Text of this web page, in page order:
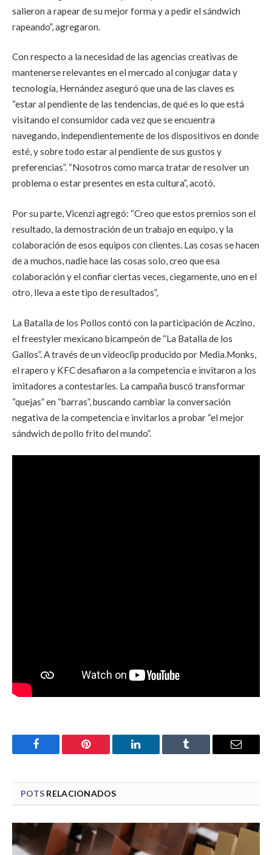
salieron a rapear de su mejor forma y a pedir el sándwich
rapeando”, agregaron.
Con respecto a la necesidad de las agencias creativas de
mantenerse relevantes en el mercado al conjugar data y
tecnología, Hernández aseguró que una de las claves es
“estar al pendiente de las tendencias, de qué es lo que está
visitando el consumidor cada vez que se encuentra
navegando, independientemente de los dispositivos en donde
esté, y sobre todo estar al pendiente de sus gustos y
preferencias”. “Nosotros como marca tratar de resolver un
problema o estar presentes en esta cultura”, acotó.
Por su parte, Vicenzi agregó: “Creo que estos premios son el
resultado, la demostración de un trabajo en equipo, y la
colaboración de esos equipos con clientes. Las cosas se hacen
de a muchos, nadie hace las cosas solo, creo que esa
colaboración y el confiar ciertas veces, ciegamente, uno en el
otro, lleva a este tipo de resultados”,
La Batalla de los Pollos contó con la participación de Aczino,
el freestyler mexicano bicampeón de “La Batalla de los
Gallos”. A través de un videoclip producido por Media.Monks,
el rapero y KFC desafiaron a la competencia e invitaron a los
imitadores a contestarles. La campaña buscó transformar
“quejas” en “barras”, buscando cambiar la conversación
negativa de la competencia e invitarlos a probar “el mejor
sándwich de pollo frito del mundo”.
Facebook Pinterest LinkedIn Tumblr Email
POTS RELACIONADOS